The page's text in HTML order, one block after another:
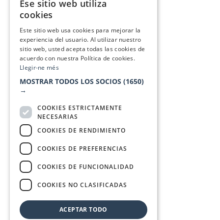
Ese sitio web utiliza
cookies
Este sitio web usa cookies para mejorar la
experiencia del usuario. Al utilizar nuestro
sitio web, usted acepta todas las cookies de
acuerdo con nuestra Política de cookies.
Llegir-ne més
MOSTRAR TODOS LOS SOCIOS (1650)
→
COOKIES ESTRICTAMENTE
NECESARIAS
COOKIES DE RENDIMIENTO
COOKIES DE PREFERENCIAS
COOKIES DE FUNCIONALIDAD
COOKIES NO CLASIFICADAS
ACEPTAR TODO